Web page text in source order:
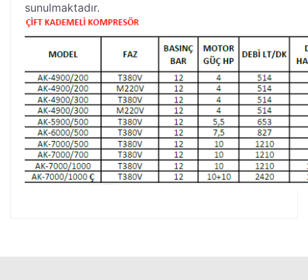
sunulmaktadır.